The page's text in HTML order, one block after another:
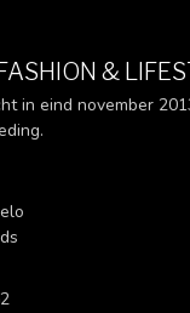
&
in eind november